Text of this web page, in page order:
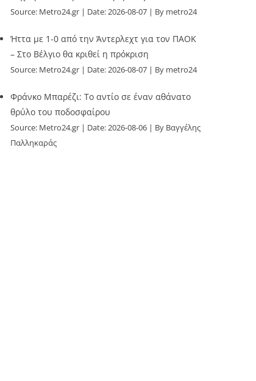
Source: Metro24.gr Date: 2026-08-07 By metro24
Ήττα με 1-0 από την Άντερλεχτ για τον ΠΑΟΚ
– Στο Βέλγιο θα κριθεί η πρόκριση
Source: Metro24.gr Date: 2026-08-07 By metro24
Φράνκο Μπαρέζι: Το αντίο σε έναν αθάνατο
θρύλο του ποδοσφαίρου
Source: Metro24.gr Date: 2026-08-06
By Βαγγέλης
Παλληκαράς